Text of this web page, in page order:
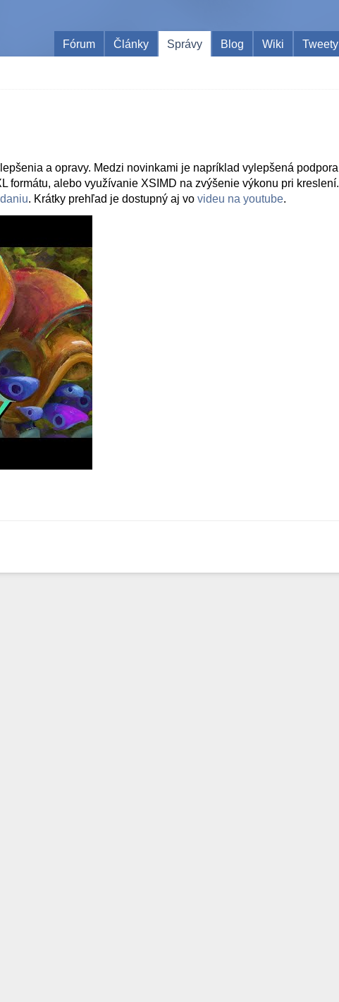
Fórum
Články Správy Blog Wiki Tweety
a opravy. Medzi novinkami je napríklad vylepšená podpora
formátu, alebo využívanie XSIMD na zvýšenie výkonu pri kreslení.
. Krátky prehľad je dostupný aj vo videu na youtube.